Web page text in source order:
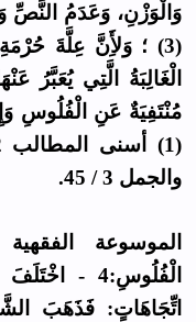
وَالْوَزْنِ، وَعَدَمُ النَّصِّ
(3) ؛ وَلأَِنَّ عِلَّةَ
الْغَالِبَةُ الَّتِي يُعَبَّرُ
والجمل 3 / 45.
الْفُلُوسِ:4
اتِّجَاهَاتٍ: فَذَهَبَ